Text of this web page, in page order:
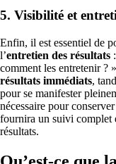
5. Visibilité et
Enfin, il est essentiel de
l’entretien des résultats
comment les entretenir ?
résultats immédiats,
pour se manifester
nécessaire pour
fournira un suivi complet
résultats.